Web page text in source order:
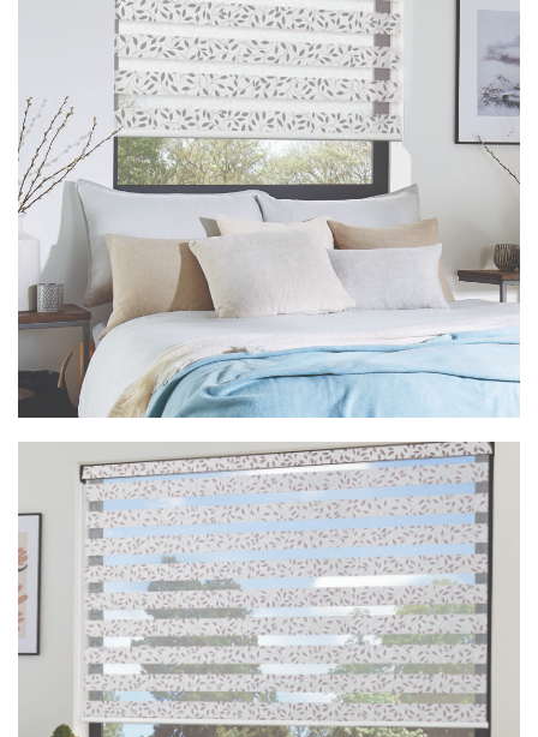
Vision Classica Navy
Vision Classica Duckegg